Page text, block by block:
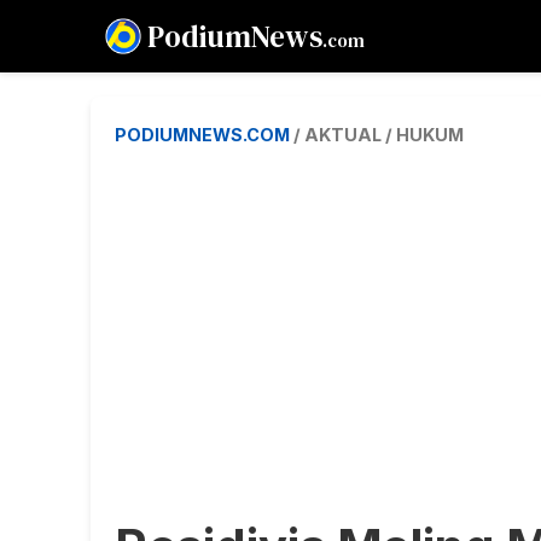
PodiumNews.com
PODIUMNEWS.COM / AKTUAL / HUKUM